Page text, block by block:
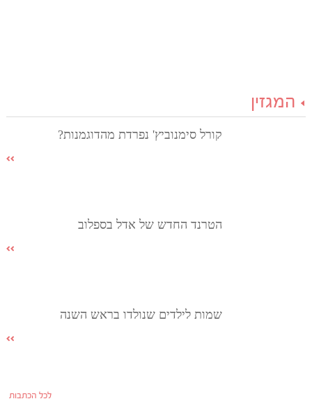
המגזין
קורל סימנוביץ' נפרדת מהדוגמנות?
הטרנד החדש של אדל בספלוב
שמות לילדים שנולדו בראש השנה
לכל הכתבות